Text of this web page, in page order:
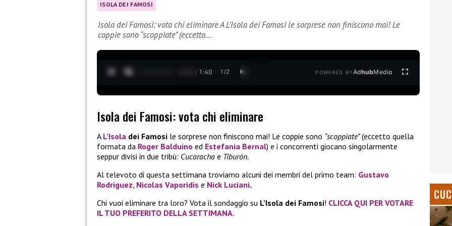
ISOLA DEI FAMOSI
Isola dei Famosi: vota chi eliminare A L’Isola dei Famosi le sorprese non finiscono mai! Le
coppie sono “scoppiate” (eccetto…
0:13 / 1:40 1 /2 POWERED BYAdhubMedia
Isola dei Famosi: vota chi eliminare
A L’Isola dei Famosi le sorprese non finiscono mai! Le coppie sono “scoppiate”(eccetto quella
formata da Roger Balduino ed Estefania Bernal) e i concorrenti giocano singolarmente
seppur divisi in due tribù: Cucaracha e Tiburón.
Al televoto di questa settimana troviamo alcuni dei membri del primo team: Gustavo
Rodriguez, Nicolas Vaporidis e Nick Luciani.
Chi vuoi eliminare tra loro? Vota il sondaggio su L’Isola dei Famosi! CLICCA QUI PER VOTARE
IL TUO PREFERITO DELLA SETTIMANA.